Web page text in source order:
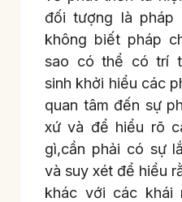
đối tượng là pháp
không biết pháp
sao có thể có trí
sinh khởi hiểu các
quan tâm đến sự
xứ và để hiểu rõ
gì,cần phải có sự
và suy xét để hiểu
khác với các khái